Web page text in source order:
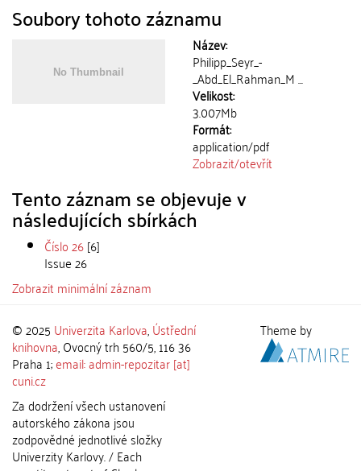
Soubory tohoto záznamu
Název:
Philipp_Seyr_-
_Abd_El_Rahman_M ...
Velikost:
3.007Mb
Formát:
application/pdf
Zobrazit/otevřít
Tento záznam se objevuje v
následujících sbírkách
Číslo 26[6]
Issue 26
Zobrazit minimální záznam
© 2025 Univerzita Karlova,Ústřední
knihovna, Ovocný trh 560/5, 116 36
Praha 1;email: admin-repozitar [at]
cuni.cz
Za dodržení všech ustanovení
autorského zákona jsou
zodpovědné jednotlivé složky
Univerzity Karlovy. / Each
Theme by